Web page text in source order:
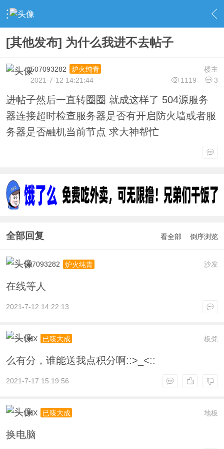
› 社区事务 › 社区公告 › 内容
[其他发布] 为什么我进不去帖子
楼主
507093282
炉火纯青
1119
3
2021-7-12 14:21:44
进帖子然后一直转圈圈 就成这样了 504源服务
器连接超时检查服务器是否有开启防火墙或者服
务器是否融机当前节点 求大神帮忙
全部回复 看全部 倒序浏览
沙发
507093282 炉火纯青
在线等人
2021-7-12 14:22:13
板凳
LHX 已臻大成
么有分，谁能送我点积分啊::>_<::
2021-7-17 15:19:56
地板
LHX 已臻大成
换电脑